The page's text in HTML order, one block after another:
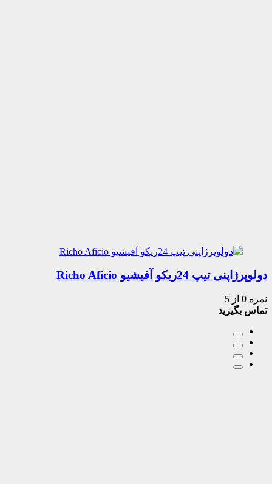
دولوپرژاپنی تیپ 24ریکو آفیشیو Richo Aficio
نمره 0 از 5
تماس بگیرید